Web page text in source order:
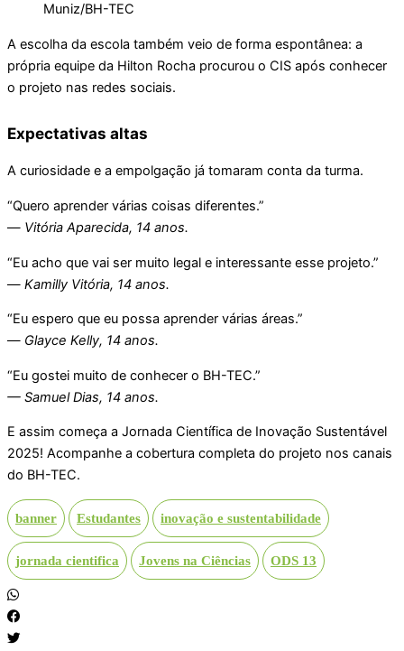
Muniz/BH-TEC
A escolha da escola também veio de forma espontânea: a
própria equipe da Hilton Rocha procurou o CIS após conhecer
o projeto nas redes sociais.
Expectativas altas
A curiosidade e a empolgação já tomaram conta da turma.
“Quero aprender várias coisas diferentes.”
— Vitória Aparecida, 14 anos.
“Eu acho que vai ser muito legal e interessante esse projeto.”
— Kamilly Vitória, 14 anos.
“Eu espero que eu possa aprender várias áreas.”
— Glayce Kelly, 14 anos.
“Eu gostei muito de conhecer o BH-TEC.”
— Samuel Dias, 14 anos.
E assim começa a Jornada Científica de Inovação Sustentável
2025! Acompanhe a cobertura completa do projeto nos canais
do BH-TEC.
banner Estudantes inovação e sustentabilidade
jornada cientifica Jovens na Ciências ODS 13